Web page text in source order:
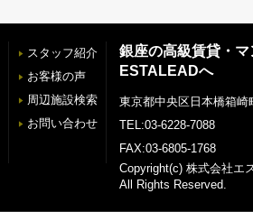
スタッフ紹介
お客様の声
周辺施設検索
お問い合わせ
銀座の高級賃貸・
ESTALEADへ
東京都中央区日本橋箱
TEL:03-6228-7088
FAX:03-6805-1768
Copyright(c) 株式会社エ
All Rights Reserved.